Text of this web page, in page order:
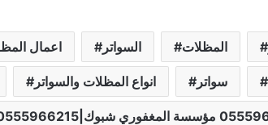
اعمال السواتر المظلات
انواع المظلات والسواتر سواتر